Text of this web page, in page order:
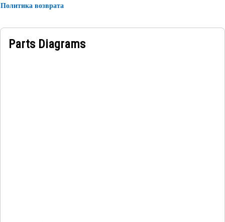
Политика возврата
Parts Diagrams